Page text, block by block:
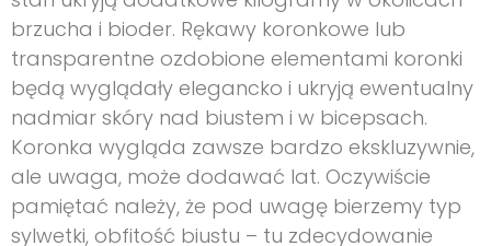
brzucha i bioder. Rękawy koronkowe lub
transparentne ozdobione elementami koronki
będą wyglądały elegancko i ukryją ewentualny
nadmiar skóry nad biustem i w bicepsach.
Koronka wygląda zawsze bardzo ekskluzywnie,
ale uwaga, może dodawać lat. Oczywiście
pamiętać należy, że pod uwagę bierzemy typ
sylwetki, obfitość biustu – tu zdecydowanie